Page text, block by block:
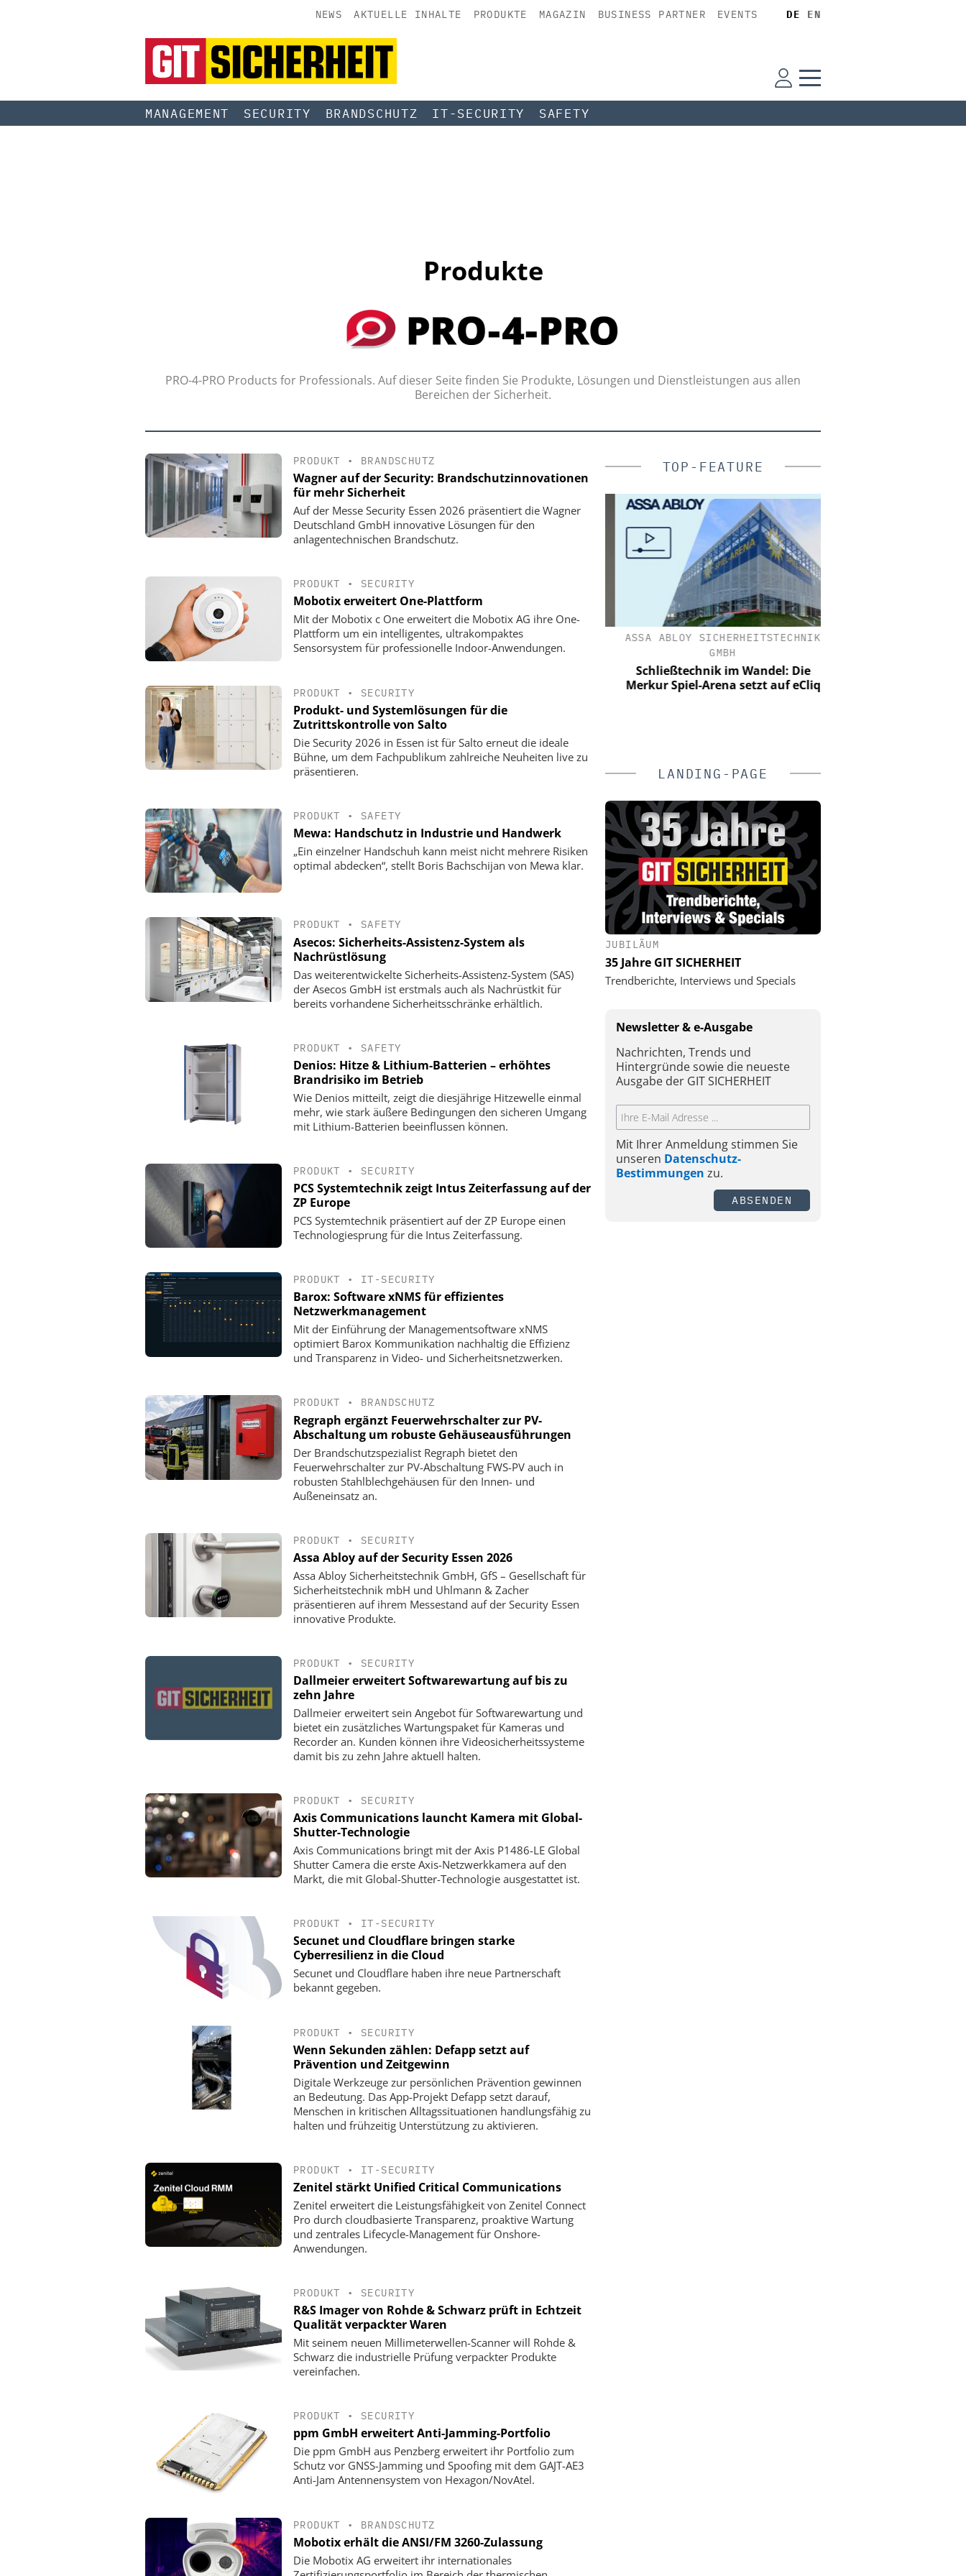
NEWS AKTUELLE INHALTE PRODUKTE MAGAZIN BUSINESS PARTNER EVENTS DE EN
MANAGEMENT SECURITY BRANDSCHUTZ IT-SECURITY SAFETY
Produkte
PRO-4-PRO Products for Professionals. Auf dieser Seite finden Sie Produkte, Lösungen und Dienstleistungen aus allen
Bereichen der Sicherheit.
PRODUKT • BRANDSCHUTZ
Wagner auf der Security: Brandschutzinnovationen
für mehr Sicherheit
Auf der Messe Security Essen 2026 präsentiert die Wagner
Deutschland GmbH innovative Lösungen für den
anlagentechnischen Brandschutz.
PRODUKT • SECURITY
Mobotix erweitert One-Plattform
Mit der Mobotix c One erweitert die Mobotix AG ihre One-
Plattform um ein intelligentes, ultrakompaktes
Sensorsystem für professionelle Indoor-Anwendungen.
PRODUKT • SECURITY
Produkt- und Systemlösungen für die
Zutrittskontrolle von Salto
Die Security 2026 in Essen ist für Salto erneut die ideale
Bühne, um dem Fachpublikum zahlreiche Neuheiten live zu
präsentieren.
PRODUKT • SAFETY
Mewa: Handschutz in Industrie und Handwerk
„Ein einzelner Handschuh kann meist nicht mehrere Risiken
optimal abdecken“, stellt Boris Bachschijan von Mewa klar.
PRODUKT • SAFETY
Asecos: Sicherheits-Assistenz-System als
Nachrüstlösung
Das weiterentwickelte Sicherheits-Assistenz-System (SAS)
der Asecos GmbH ist erstmals auch als Nachrüstkit für
bereits vorhandene Sicherheitsschränke erhältlich.
PRODUKT • SAFETY
Denios: Hitze & Lithium-Batterien – erhöhtes
Brandrisiko im Betrieb
Wie Denios mitteilt, zeigt die diesjährige Hitzewelle einmal
mehr, wie stark äußere Bedingungen den sicheren Umgang
mit Lithium-Batterien beeinflussen können.
PRODUKT • SECURITY
PCS Systemtechnik zeigt Intus Zeiterfassung auf der
ZP Europe
PCS Systemtechnik präsentiert auf der ZP Europe einen
Technologiesprung für die Intus Zeiterfassung.
PRODUKT • IT-SECURITY
Barox: Software xNMS für effizientes
Netzwerkmanagement
Mit der Einführung der Managementsoftware xNMS
optimiert Barox Kommunikation nachhaltig die Effizienz
und Transparenz in Video- und Sicherheitsnetzwerken.
PRODUKT • BRANDSCHUTZ
Regraph ergänzt Feuerwehrschalter zur PV-
Abschaltung um robuste Gehäuseausführungen
Der Brandschutzspezialist Regraph bietet den
Feuerwehrschalter zur PV-Abschaltung FWS-PV auch in
robusten Stahlblechgehäusen für den Innen- und
Außeneinsatz an.
PRODUKT • SECURITY
Assa Abloy auf der Security Essen 2026
Assa Abloy Sicherheitstechnik GmbH, GfS – Gesellschaft für
Sicherheitstechnik mbH und Uhlmann & Zacher
präsentieren auf ihrem Messestand auf der Security Essen
innovative Produkte.
PRODUKT • SECURITY
Dallmeier erweitert Softwarewartung auf bis zu
zehn Jahre
Dallmeier erweitert sein Angebot für Softwarewartung und
bietet ein zusätzliches Wartungspaket für Kameras und
Recorder an. Kunden können ihre Videosicherheitssysteme
damit bis zu zehn Jahre aktuell halten.
PRODUKT • SECURITY
Axis Communications launcht Kamera mit Global-
Shutter-Technologie
Axis Communications bringt mit der Axis P1486-LE Global
Shutter Camera die erste Axis-Netzwerkkamera auf den
Markt, die mit Global-Shutter-Technologie ausgestattet ist.
PRODUKT • IT-SECURITY
Secunet und Cloudflare bringen starke
Cyberresilienz in die Cloud
Secunet und Cloudflare haben ihre neue Partnerschaft
bekannt gegeben.
PRODUKT • SECURITY
Wenn Sekunden zählen: Defapp setzt auf
Prävention und Zeitgewinn
Digitale Werkzeuge zur persönlichen Prävention gewinnen
an Bedeutung. Das App-Projekt Defapp setzt darauf,
Menschen in kritischen Alltagssituationen handlungsfähig zu
halten und frühzeitig Unterstützung zu aktivieren.
PRODUKT • IT-SECURITY
Zenitel stärkt Unified Critical Communications
Zenitel erweitert die Leistungsfähigkeit von Zenitel Connect
Pro durch cloudbasierte Transparenz, proaktive Wartung
und zentrales Lifecycle-Management für Onshore-
Anwendungen.
PRODUKT • SECURITY
R&S Imager von Rohde & Schwarz prüft in Echtzeit
Qualität verpackter Waren
Mit seinem neuen Millimeterwellen-Scanner will Rohde &
Schwarz die industrielle Prüfung verpackter Produkte
vereinfachen.
PRODUKT • SECURITY
ppm GmbH erweitert Anti-Jamming-Portfolio
Die ppm GmbH aus Penzberg erweitert ihr Portfolio zum
Schutz vor GNSS-Jamming und Spoofing mit dem GAJT-AE3
Anti-Jam Antennensystem von Hexagon/NovAtel.
PRODUKT • BRANDSCHUTZ
Mobotix erhält die ANSI/FM 3260-Zulassung
Die Mobotix AG erweitert ihr internationales
TOP-FEATURE
YOKOGAWA DEUTSCHLAND GMBH
NIS2 & OT Security – was jetzt zu tun
KLÜH SERVICE MANAGEMENT GMBH
Interview mit Klüh Security-
Alarmempfangsstelle (AES) und
Notruf- und Serviceleitstelle (NSL)
ASSA ABLOY SICHERHEITSTECHNIK
GMBH
Schließtechnik im Wandel: Die
Merkur Spiel-Arena setzt auf eCliq
LANDING-PAGE
JUBILÄUM
35 Jahre GIT SICHERHEIT
Trendberichte, Interviews und Specials
Newsletter & e-Ausgabe
Nachrichten, Trends und
Hintergründe sowie die neueste
Ausgabe der GIT SICHERHEIT
Mit Ihrer Anmeldung stimmen Sie
unseren Datenschutz-
Bestimmungen zu.
ABSENDEN